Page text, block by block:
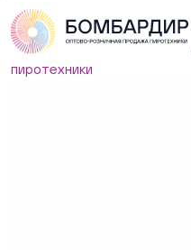
пиротехники